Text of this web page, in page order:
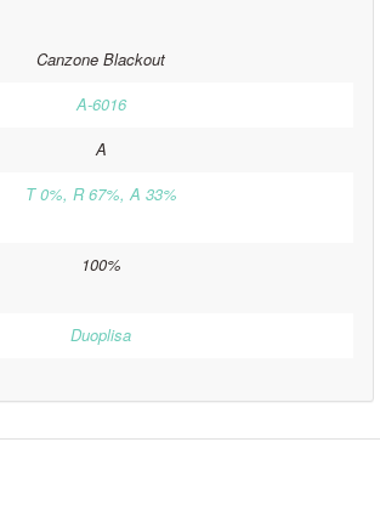
Canzone Blackout
A-6016
A
T 0%, R 67%, A 33%
100%
Duoplisa